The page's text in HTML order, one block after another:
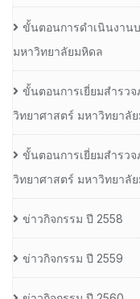
ขั้นตอนการดำเนินงาน
มหาวิทยาลัยมหิดล
ขั้นตอนการเยี่ยมสำรว
วิทยาศาสตร์ มหาวิทยาลั
ขั้นตอนการเยี่ยมสำรว
วิทยาศาสตร์ มหาวิทยาลั
ข่าวกิจกรรม ปี 2558
ข่าวกิจกรรม ปี 2559